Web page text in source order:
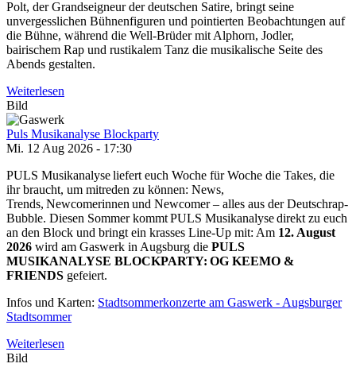
Polt, der Grandseigneur der deutschen Satire, bringt seine
unvergesslichen Bühnenfiguren und pointierten Beobachtungen auf
die Bühne, während die Well-Brüder mit Alphorn, Jodler,
bairischem Rap und rustikalem Tanz die musikalische Seite des
Abends gestalten.
Weiterlesen
Bild
Puls Musikanalyse Blockparty
Mi. 12 Aug 2026 - 17:30
PULS Musikanalyse liefert euch Woche für Woche die Takes, die
ihr braucht, um mitreden zu können: News,
Trends, Newcomerinnen und Newcomer – alles aus der Deutschrap-
Bubble. Diesen Sommer kommt PULS Musikanalyse direkt zu euch
an den Block und bringt ein krasses Line-Up mit: Am 12. August
2026 wird am Gaswerk in Augsburg die PULS
MUSIKANALYSE BLOCKPARTY: OG KEEMO &
FRIENDS gefeiert.
Infos und Karten: Stadtsommerkonzerte am Gaswerk - Augsburger
Stadtsommer
Weiterlesen
Bild